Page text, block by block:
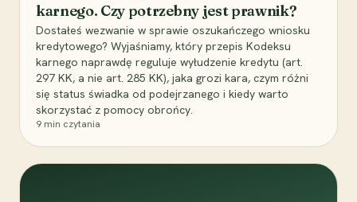
karnego. Czy potrzebny jest prawnik?
Dostałeś wezwanie w sprawie oszukańczego wniosku
kredytowego? Wyjaśniamy, który przepis Kodeksu
karnego naprawdę reguluje wyłudzenie kredytu (art.
297 KK, a nie art. 285 KK), jaka grozi kara, czym różni
się status świadka od podejrzanego i kiedy warto
skorzystać z pomocy obrońcy.
9 min czytania